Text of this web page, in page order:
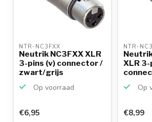
NTR-NC3FXX
Neutrik NC3FXX XLR
3-pins (v) connector /
zwart/grijs
Op voorraad
€6,95
NTR-
XLR 3-
Op
€8,99